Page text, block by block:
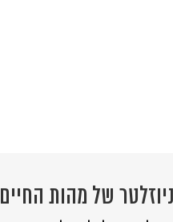
של מהות החיים